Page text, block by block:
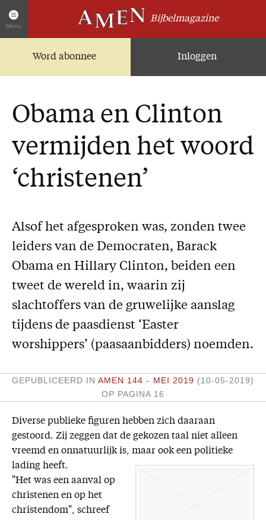
Menu
Bijbelmagazine
Word abonnee Inloggen
Artikelen
Zoek in alle artikelen
Facebook
Over AMEN
Geschenkabonnement
Proefnummer AMEN
Steun AMEN
Missie
Service
Adreswijziging
Nabestellen
En verder
Bijbelstudieagenda
Obama en Clinton
vermijden het woord
‘christenen’
Alsof het afgesproken was, zonden twee
leiders van de Democraten, Barack
Obama en Hillary Clinton, beiden een
tweet de wereld in, waarin zij
slachtoffers van de gruwelijke aanslag
tijdens de paasdienst ‘Easter
worshippers’ (paasaanbidders) noemden.
GEPUBLICEERD INAMEN 144 - MEI 2019 (10-05-2019)
OP PAGINA 16
Diverse publieke figuren hebben zich daaraan
gestoord. Zij zeggen dat de gekozen taal niet alleen
vreemd en onnatuurlijk is, maar ook een politieke
lading heeft.
"Het was een aanval op
christenen en op het
christendom", schreef